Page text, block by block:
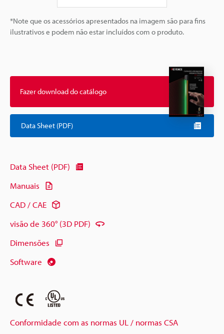
*Note que os acessórios apresentados na imagem são para fins
ilustrativos e podem não estar incluídos com o produto.
Fazer download do catálogo
Data Sheet (PDF)
Data Sheet (PDF)
Manuais
CAD / CAE
visão de 360° (3D PDF)
Dimensões
Software
Conformidade com as normas UL / normas CSA